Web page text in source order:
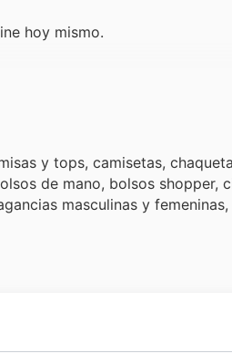
hoy mismo.
y tops, camisetas,
de mano, bolsos shopper,
masculinas y